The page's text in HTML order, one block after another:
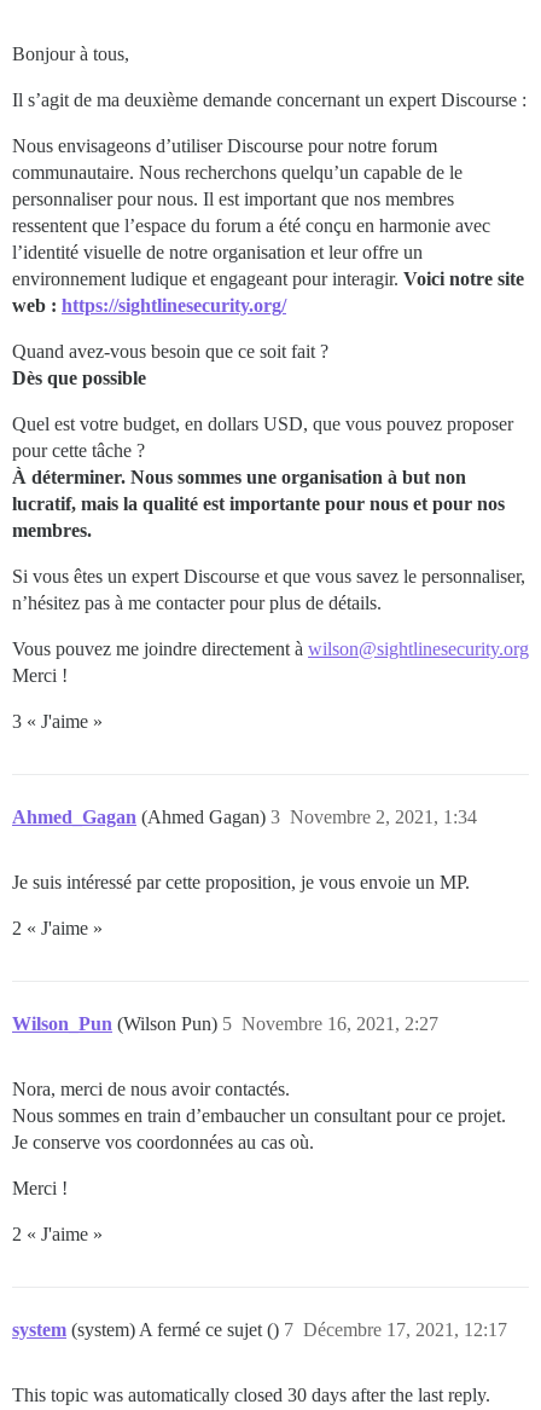
Bonjour à tous,
Il s’agit de ma deuxième demande concernant un expert Discourse :
Nous envisageons d’utiliser Discourse pour notre forum
communautaire. Nous recherchons quelqu’un capable de le
personnaliser pour nous. Il est important que nos membres
ressentent que l’espace du forum a été conçu en harmonie avec
l’identité visuelle de notre organisation et leur offre un
environnement ludique et engageant pour interagir. Voici notre site
web : https://sightlinesecurity.org/
Quand avez-vous besoin que ce soit fait ?
Dès que possible
Quel est votre budget, en dollars USD, que vous pouvez proposer
pour cette tâche ?
À déterminer. Nous sommes une organisation à but non
lucratif, mais la qualité est importante pour nous et pour nos
membres.
Si vous êtes un expert Discourse et que vous savez le personnaliser,
n’hésitez pas à me contacter pour plus de détails.
Vous pouvez me joindre directement à wilson@sightlinesecurity.org
Merci !
3 « J'aime »
Ahmed_Gagan (Ahmed Gagan) Novembre 2, 2021, 1:34
3
Je suis intéressé par cette proposition, je vous envoie un MP.
2 « J'aime »
Wilson_Pun (Wilson Pun) Novembre 16, 2021, 2:27
5
Nora, merci de nous avoir contactés.
Nous sommes en train d’embaucher un consultant pour ce projet.
Je conserve vos coordonnées au cas où.
Merci !
2 « J'aime »
system (system) A fermé ce sujet () Décembre 17, 2021, 12:17
7
This topic was automatically closed 30 days after the last reply.